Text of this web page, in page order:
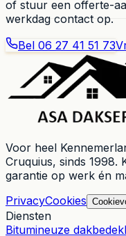
of stuur een offerte-
werkdag contact op.
Bel 06 27 41 51 73
Voor heel
Cruquius, sinds 1998.
garantie op werk én
PrivacyCookies
Diensten
Bitumineuze